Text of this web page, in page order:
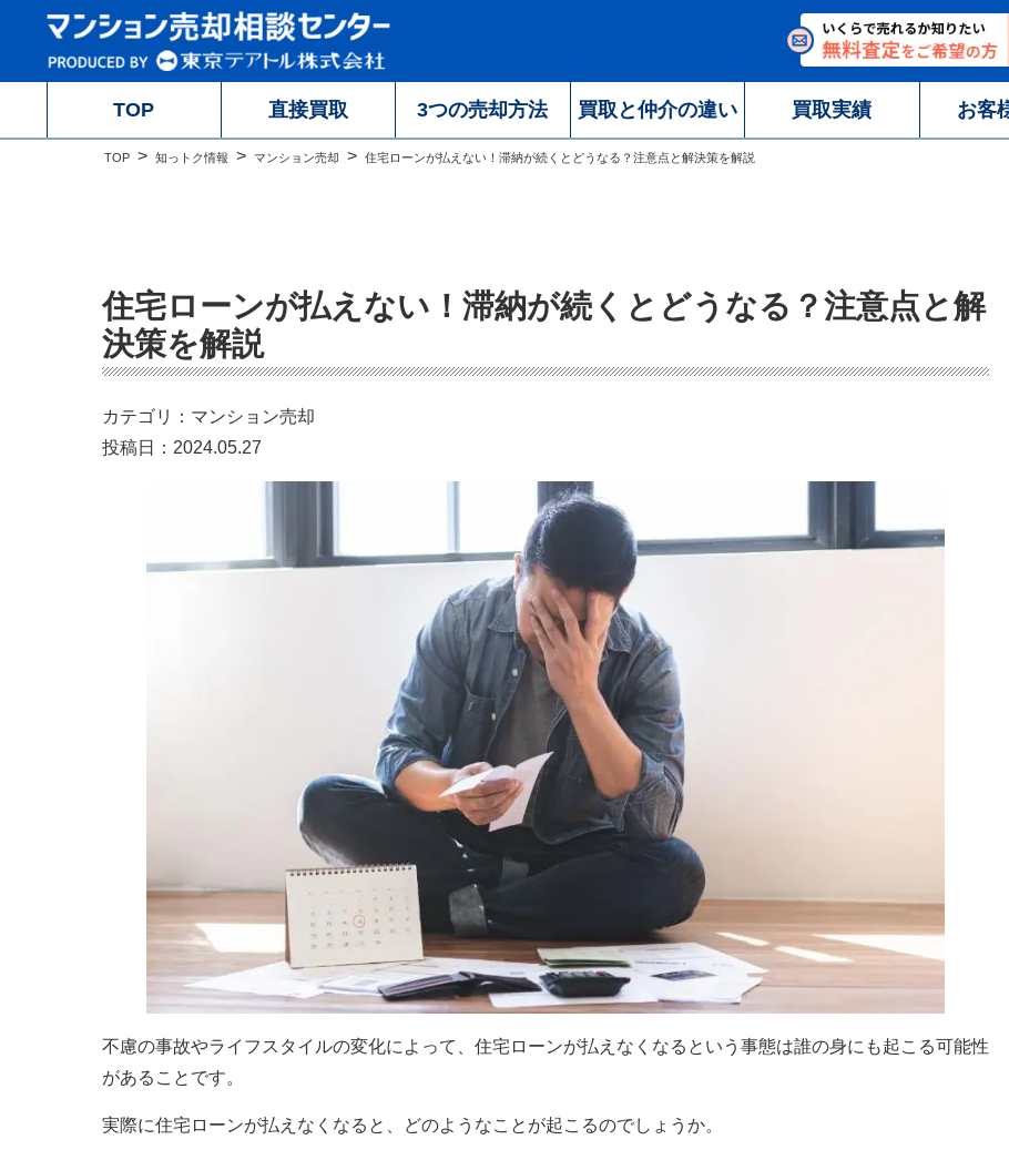
TOP 直接買取 3つの売却方法 買取と仲介の違い 買取実績 お客
TOP 知っトク情報 マンション売却 住宅ローンが払えない！滞納が続くとどうなる？注意点と解決策を解説
住宅ローンが払えない！滞納が続くとどうなる？注意点と解
決策を解説
カテゴリ：マンション売却
投稿日：2024.05.27
不慮の事故やライフスタイルの変化によって、住宅ローンが払えなくなるという事態は誰の身にも起こる可能性
があることです。
実際に住宅ローンが払えなくなると、どのようなことが起こるのでしょうか。